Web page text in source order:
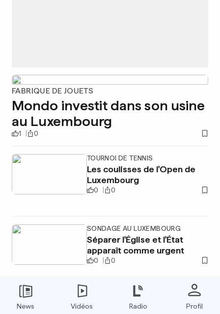
FABRIQUE DE JOUETS
Mondo investit dans son usine
au Luxembourg
1 0
TOURNOI DE TENNIS
Les coulisses de l'Open de
Luxembourg
0 0
SONDAGE AU LUXEMBOURG
Séparer l'Église et l'État
apparaît comme urgent
0 0
News Vidéos Radio Profil